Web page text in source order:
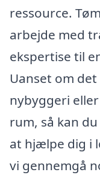
ressource.
arbejde med
ekspertise til
Uanset om
nybyggeri
rum, så kan
at hjælpe dig i
vi gennemgå